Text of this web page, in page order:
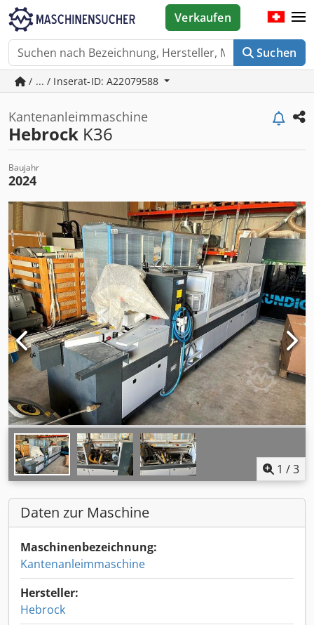
Suchen
Verkaufen
/ ... / Inserat-ID: A22079588
Kantenanleimmaschine
Hebrock K36
Baujahr
2024
1 /3
Daten zur Maschine
Maschinenbezeichnung:
Kantenanleimmaschine
Hersteller:
Hebrock